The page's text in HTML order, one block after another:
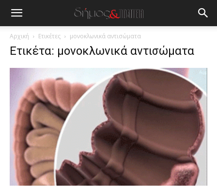
lesbians
very
hot
cam
show. desi
xxx
brandi
lyons
teaches
meaning
pornhun
Αρχική Ετικέτες μονοκλωνικά αντισώματα
Ετικέτα: μονοκλωνικά αντισώματα